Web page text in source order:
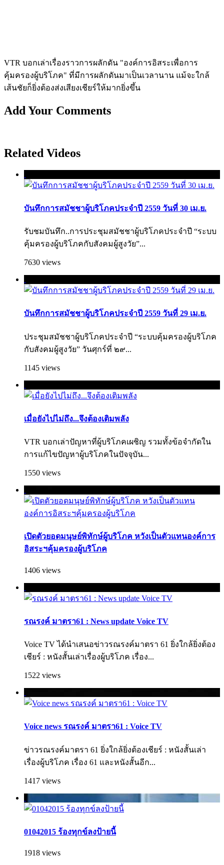
VTR บอกเล่าเรื่องราวการผลักดัน "องค์การอิสระเพื่อการ
คุ้มครองผู้บริ­โภค" ที่มีการผลักดันมาเป็นเวลานาน แม้จะใกล้
เส้นชัยก็ยิ่งต้องส่งเสียงเชียร์­ให้มากยิ่งขึ้น
Add Your Comments
Related Videos
บันทึกการสมัชชาผู้บริโภคประจำปี 2559 วันที่ 30 เม.ย.
รับชมบันทึก..การประชุมสมัชชาผู้บริโภคประจำปี “ระบบ
คุ้มครองผู้บริโภคกับสังคมผู้สูงวัย”...
7630 views
บันทึกการสมัชชาผู้บริโภคประจำปี 2559 วันที่ 29 เม.ย.
ประชุมสมัชชาผู้บริโภคประจำปี “ระบบคุ้มครองผู้บริโภค
กับสังคมผู้สูงวัย” วันศุกร์ที่ ๒๙...
1145 views
เมื่อยังไปไม่ถึง...จึงต้องเติมพลัง
VTR บอกเล่าปัญหาที่ผู้บริโภคเผชิญ รวมทั้งข้อจำกัดใน
การแก้ไขปัญหาผู้บริโภคใ­นปัจจุบัน...
1550 views
เปิดตัวยอดมนุษย์พิทักษ์ผู้บริโภค หวังเป็นตัวแทนองค์การ
อิสระฯคุ้มครองผู้บริโภค
1406 views
รณรงค์ มาตรา61 : News update Voice TV
Voice TV ได้นำเสนอข่าวรณรงค์มาตรา 61 ยิ่งใกล้ยิ่งต้อง
เชียร์ : หนังสั้นเล่าเรื่องผู้บริโภค เรื่อง...
1522 views
Voice news รณรงค์ มาตรา61 : Voice TV
ข่าวรณรงค์มาตรา 61 ยิ่งใกล้ยิ่งต้องเชียร์ : หนังสั้นเล่า
เรื่องผู้บริโภค เรื่อง 61 และหนังสั้นอีก...
1417 views
01042015 ร้องทุกข์ลงป้ายนี้
1918 views